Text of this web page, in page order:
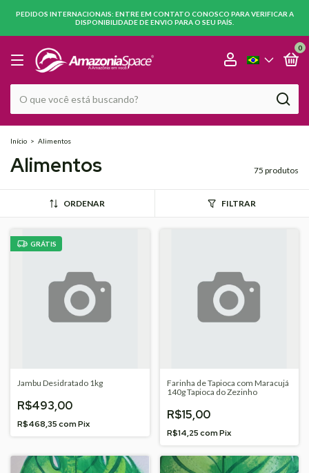
PEDIDOS INTERNACIONAIS: ENTRE EM CONTATO CONOSCO PARA VERIFICAR A
DISPONIBILIDADE DE ENVIO PARA O SEU PAÍS.
0
Início > Alimentos
Alimentos 75 produtos
ORDENAR FILTRAR
GRÁTIS
Jambu Desidratado 1kg
R$493,00
R$468,35comPix
Farinha de Tapioca com Maracujá
140g Tapioca do Zezinho
R$15,00
R$14,25comPix